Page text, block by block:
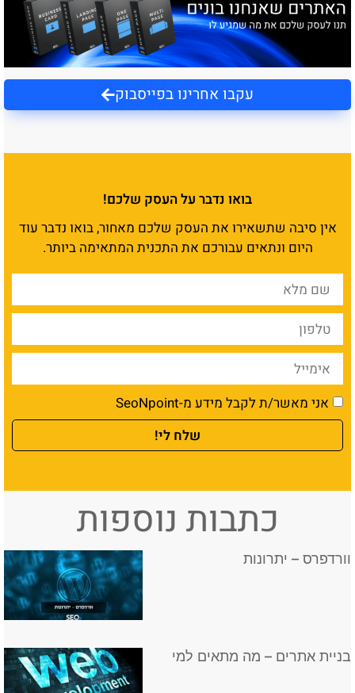
עקבו אחרינו בפייסבוק
בואו נדבר על העסק שלכם!
אין סיבה שתשאירו את העסק שלכם מאחור, בואו נדבר עוד
היום ונתאים עבורכם את התכנית המתאימה ביותר.
אני מאשר/ת לקבל מידע מ-SeoNpoint
שלח לי!
כתבות נוספות
וורדפרס – יתרונות
בניית אתרים – מה מתאים למי